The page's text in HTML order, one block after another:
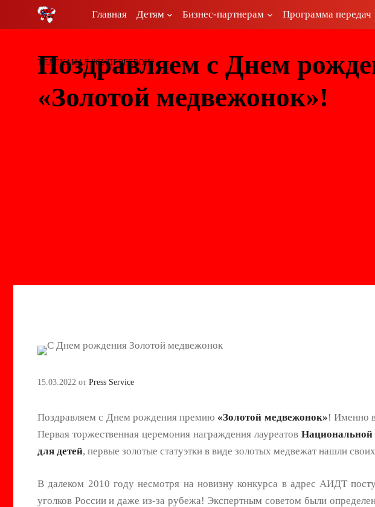
Главная Детям Бизнес-партнерам Программа передач
ТЕЛЕКАНАЛ "СУПЕРГЕРОИ"
Поздравляем с Днем
«Золотой медвежонок»!
15.03.2022 от Press Service
Поздравляем с Днем рождения премию «Золотой медвежонок»! Именно в
Первая торжественная церемония награждения лауреатовНациональной
для детей, первые золотые статуэтки в виде золотых медвежат нашли
В далеком 2010 году несмотря на новизну конкурса в адрес АИДТ
уголков России и даже из-за рубежа! Экспертным советом были